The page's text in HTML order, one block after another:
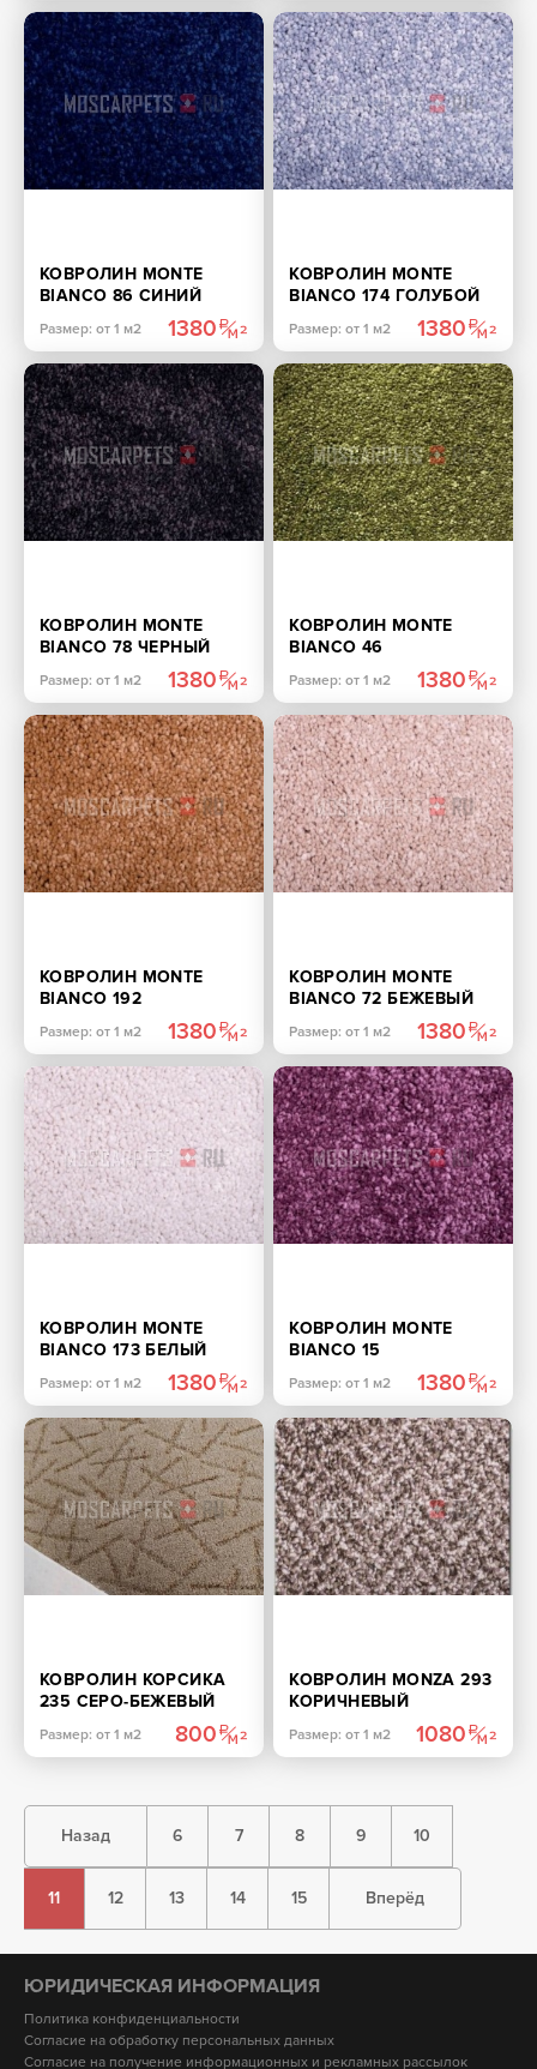
КОВРОЛИН MONTE
BIANCO 86 СИНИЙ
Размер: от 1 м2 1380
КОВРОЛИН MONTE
BIANCO 174 ГОЛУБОЙ
Размер: от 1 м2 1380
КОВРОЛИН MONTE
BIANCO 78 ЧЕРНЫЙ
Размер: от 1 м2 1380
КОВРОЛИН MONTE
BIANCO 46
Размер: от 1 м2 1380
КОВРОЛИН MONTE
BIANCO 192
Размер: от 1 м2 1380
КОВРОЛИН MONTE
BIANCO 72 БЕЖЕВЫЙ
Размер: от 1 м2 1380
КОВРОЛИН MONTE
BIANCO 173 БЕЛЫЙ
Размер: от 1 м2 1380
КОВРОЛИН MONTE
BIANCO 15
Размер: от 1 м2 1380
КОВРОЛИН КОРСИКА
235 СЕРО-БЕЖЕВЫЙ
Размер: от 1 м2 800
КОВРОЛИН MONZA 293
КОРИЧНЕВЫЙ
Размер: от 1 м2 1080
Назад 6 7 8 9 10
11 12 13 14 15 Вперёд
ЮРИДИЧЕСКАЯ ИНФОРМАЦИЯ
Политика конфиденциальности
Согласие на обработку персональных данных
Согласие на получение информационных и рекламных рассылок